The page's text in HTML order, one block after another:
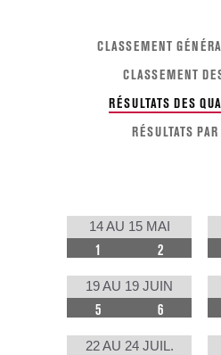
CLASSEMENT
CLASSEMENT
RÉSULTATS DES
RÉSULTATS
14 AU 15 MAI
1 2
19 AU 19 JUIN
5 6
22 AU 24 JUIL.